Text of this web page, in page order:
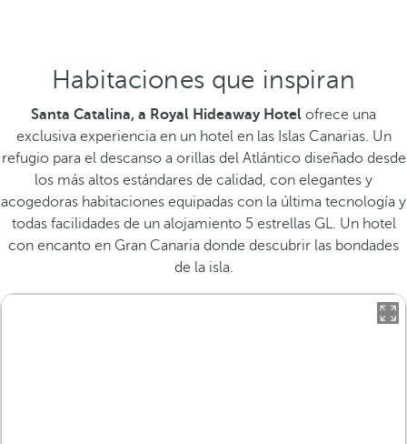
Habitaciones que inspiran
Santa Catalina, a Royal Hideaway Hotel ofrece una
exclusiva experiencia en un hotel en las Islas Canarias. Un
refugio para el descanso a orillas del Atlántico diseñado desde
los más altos estándares de calidad, con elegantes y
acogedoras habitaciones equipadas con la última tecnología y
todas facilidades de un alojamiento 5 estrellas GL. Un hotel
con encanto en Gran Canaria donde descubrir las bondades
de la isla.